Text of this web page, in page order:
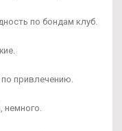
по бондам клуб.
привлечению.
немного.